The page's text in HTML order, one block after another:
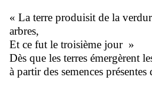
« La terre produisit de la
arbres,
Et ce fut le troisième jour »
Dès que les terres émergèrent
à partir des semences présentes